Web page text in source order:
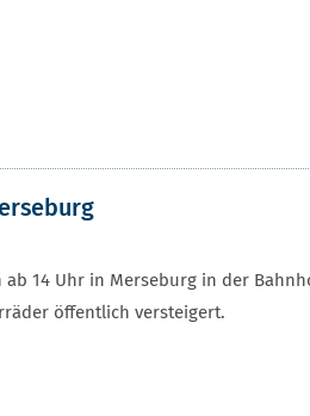
ab 14 Uhr in Merseburg in der
öffentlich versteigert.